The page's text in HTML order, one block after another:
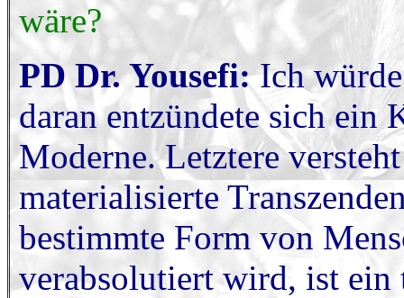
wäre?
PD Dr. Yousefi:Ich
daran entzündete sich ein
Moderne. Letztere
materialisierte
bestimmte Form von
verabsolutiert wird, ist ein